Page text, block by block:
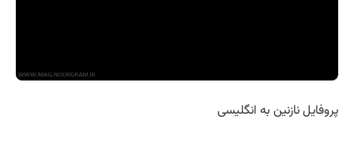
پروفایل نازنین به انگلیسی